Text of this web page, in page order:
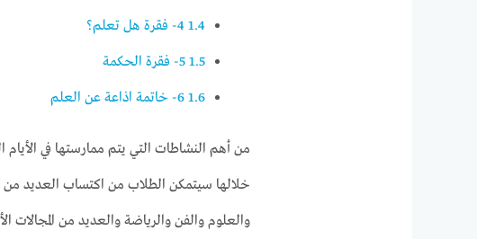
1.44- فقرة هل تعلم؟
1.55- فقرة الحكمة
1.66- خاتمة اذاعة عن العلم
من أهم النشاطات التي يتم ممارستها في
خلالها سيتمكن الطلاب من اكتساب العديد من
والعلوم والفن والرياضة والعديد من المجالات